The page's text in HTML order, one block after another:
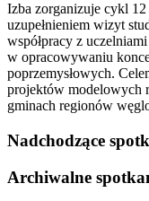
Izba zorganizuje cykl
uzupełnieniem wizyt
współpracy z
w opracowywaniu
poprzemysłowych.
projektów modelowych
gminach regionów
Nadchodzące
Archiwalne